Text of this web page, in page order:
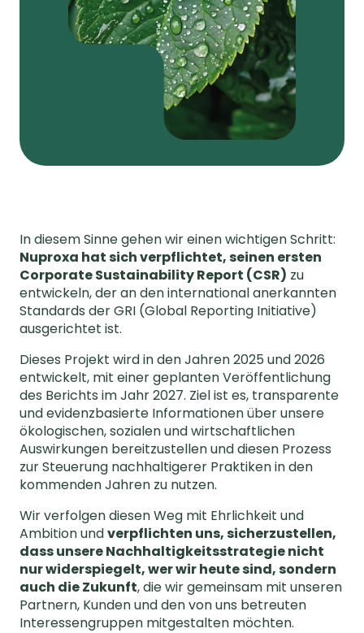
In diesem Sinne gehen wir einen wichtigen Schritt:
Nuproxa hat sich verpflichtet, seinen ersten
Corporate Sustainability Report (CSR) zu
entwickeln, der an den international anerkannten
Standards der GRI (Global Reporting Initiative)
ausgerichtet ist.
Dieses Projekt wird in den Jahren 2025 und 2026
entwickelt, mit einer geplanten Veröffentlichung
des Berichts im Jahr 2027. Ziel ist es, transparente
und evidenzbasierte Informationen über unsere
ökologischen, sozialen und wirtschaftlichen
Auswirkungen bereitzustellen und diesen Prozess
zur Steuerung nachhaltigerer Praktiken in den
kommenden Jahren zu nutzen.
Wir verfolgen diesen Weg mit Ehrlichkeit und
Ambition undverpflichten uns, sicherzustellen,
dass unsere Nachhaltigkeitsstrategie nicht
nur widerspiegelt, wer wir heute sind, sondern
auch die Zukunft, die wir gemeinsam mit unseren
Partnern, Kunden und den von uns betreuten
Interessengruppen mitgestalten möchten.